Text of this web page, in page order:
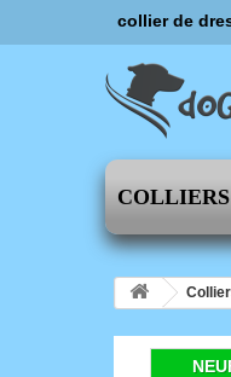
collier de